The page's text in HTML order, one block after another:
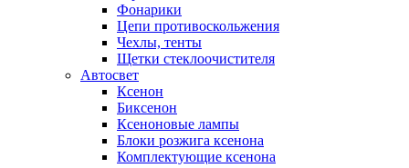
Фонарики
Цепи противоскольжения
Чехлы, тенты
Щетки стеклоочистителя
Автосвет
Ксенон
Биксенон
Ксеноновые лампы
Блоки розжига ксенона
Комплектующие ксенона